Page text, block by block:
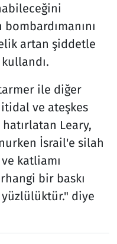
artan şiddetle
kullandı.
ile diğer
ve ateşkes
hatırlatan Leary,
İsrail'e silah
katliamı
bir baskı
diye